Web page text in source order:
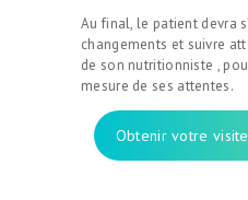
Au final, le patient devra
changements et suivre
de son nutritionniste ,
mesure de ses attentes.
Obtenir votre